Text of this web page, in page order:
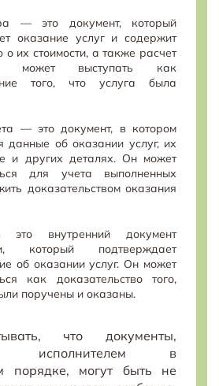
— это документ, который
оказание услуг и содержит
их стоимости, а также расчет
выступать как
того, что услуга была
— это документ, в котором
данные об оказании услуг, их
и других деталях. Он может
для учета выполненных
доказательством оказания
внутренний документ
который подтверждает
об оказании услуг. Он может
как доказательство того,
поручены и оказаны.
что документы,
исполнителем в
порядке, могут быть не